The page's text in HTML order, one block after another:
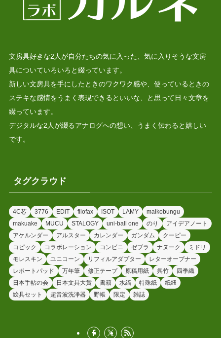
文房具好きな2人が自分たちの気に入った、気に入りそうな文房
具についていろいろと綴っています。
新しい文房具を手にしたときのワクワク感や、使っているときの
ステキな感情をうまく表現できるといいな、と思って日々文章を
綴っています。
デジタルな2人が綴るアナログへの想い、うまく伝わると嬉しい
です。
タグクラウド
4C芯 3776 EDiT filofax ISOT LAMY
maikobungu
makuake
MUCU STALOGY uni-ball one のり
アイデアノート
アケルンダー
アルスター カレンダー ガンダム
クーピー
コピック
コラボレーション コンビニ ゼブラ ナヌーク
ミドリ
モレスキン
ユニコーン リフィルアダプター
レターオープナー
レポートパッド
万年筆 修正テープ 原稿用紙 呉竹
四季織
日本手帖の会
日本文具大賞 書籍 水縞 特殊紙
紙紐
絵具セット
超音波洗浄器 野帳 限定 雑誌